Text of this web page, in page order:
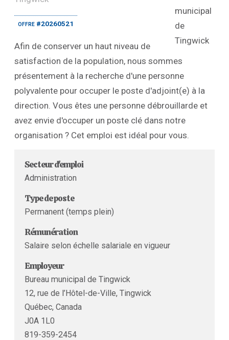
offre #20260521
Afin de conserver un haut niveau de
satisfaction de la population, nous sommes
présentement à la recherche d'une personne
polyvalente pour occuper le poste d'adjoint(e) à la
direction. Vous êtes une personne débrouillarde et
avez envie d'occuper un poste clé dans notre
organisation ? Cet emploi est idéal pour vous.
Secteur d'emploi
Administration
Type de poste
Permanent (temps plein)
Rémunération
Salaire selon échelle salariale en vigueur
Employeur
Bureau municipal de Tingwick
12, rue de l’Hôtel-de-Ville, Tingwick
Québec, Canada
J0A 1L0
819-359-2454